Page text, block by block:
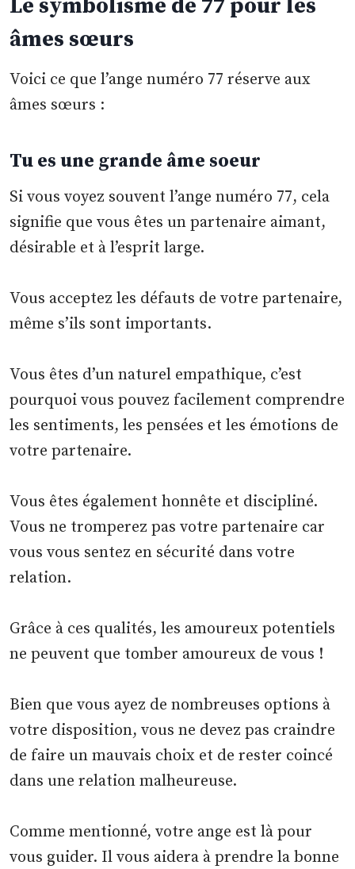
Le symbolisme de 77 pour les
âmes sœurs
Voici ce que l’ange numéro 77 réserve aux
âmes sœurs :
Tu es une grande âme soeur
Si vous voyez souvent l’ange numéro 77, cela
signifie que vous êtes un partenaire aimant,
désirable et à l’esprit large.
Vous acceptez les défauts de votre partenaire,
même s’ils sont importants.
Vous êtes d’un naturel empathique, c’est
pourquoi vous pouvez facilement comprendre
les sentiments, les pensées et les émotions de
votre partenaire.
Vous êtes également honnête et discipliné.
Vous ne tromperez pas votre partenaire car
vous vous sentez en sécurité dans votre
relation.
Grâce à ces qualités, les amoureux potentiels
ne peuvent que tomber amoureux de vous !
Bien que vous ayez de nombreuses options à
votre disposition, vous ne devez pas craindre
de faire un mauvais choix et de rester coincé
dans une relation malheureuse.
Comme mentionné, votre ange est là pour
vous guider. Il vous aidera à prendre la bonne